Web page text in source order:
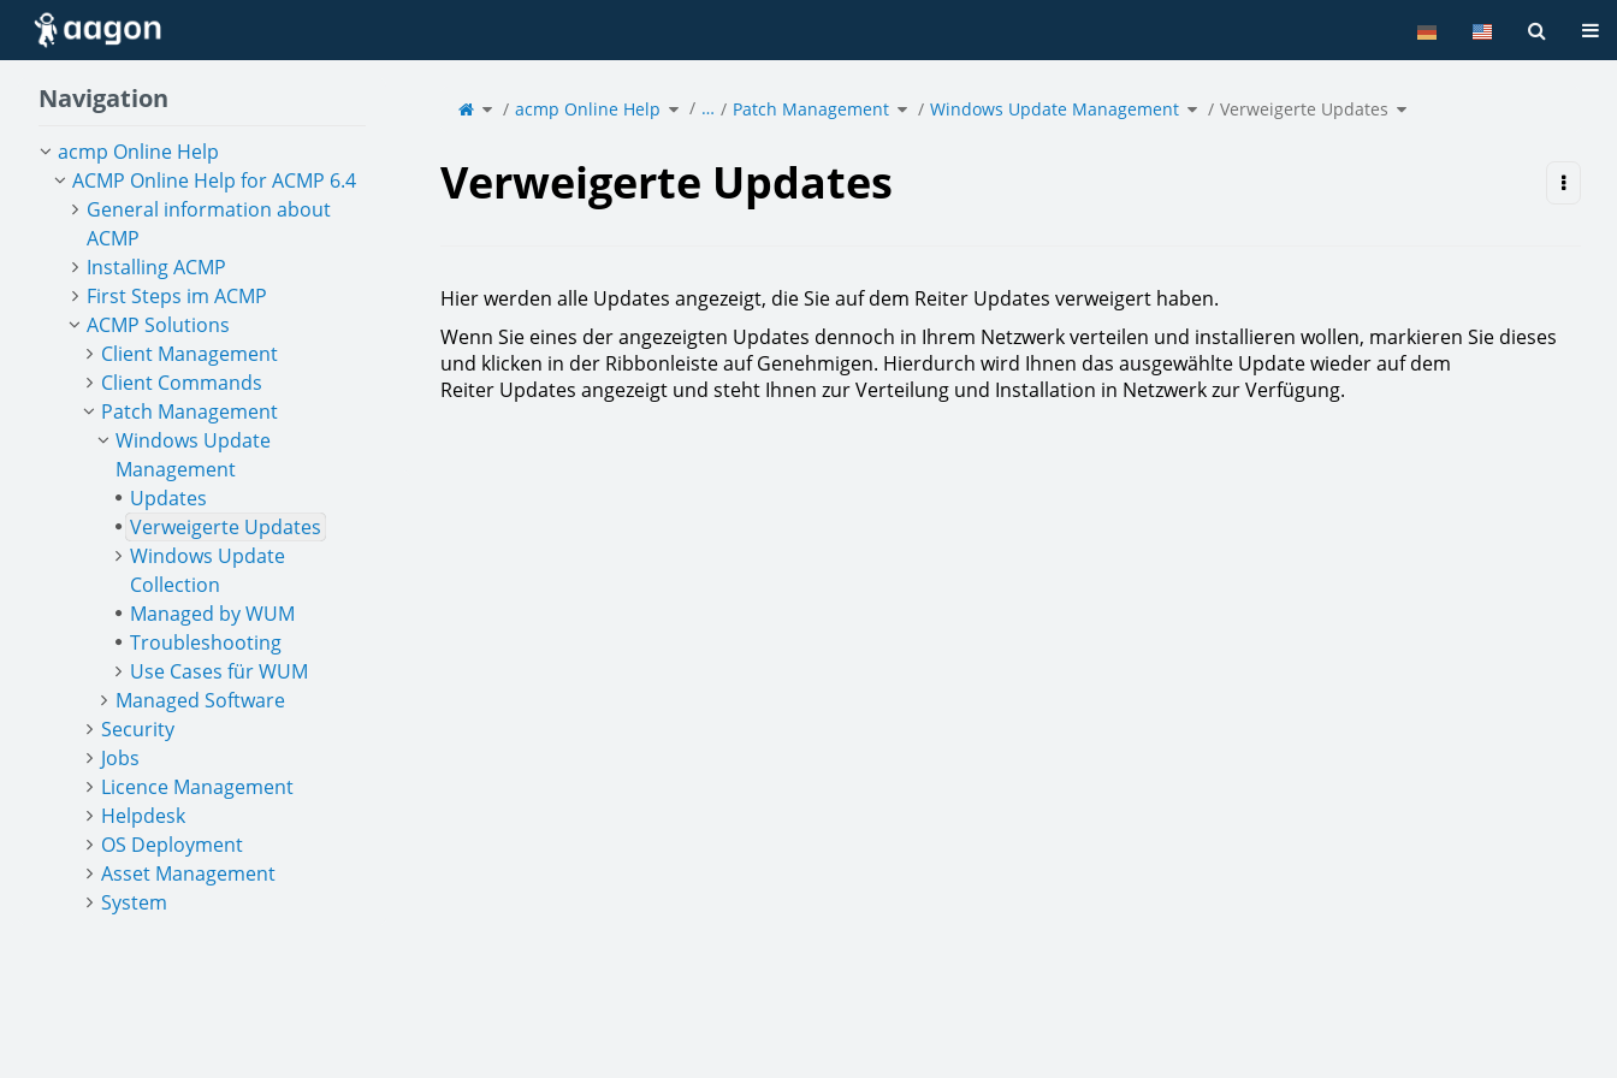
Home
Toggle
the
parent
tree
acmp Online Help Toggle
the
hierarchy
tree
… Patch Management Toggle
the
hierarchy
tree
Windows Update Management Toggle
the
hierarchy
tree
Verweigerte Updates Toggle
the
hierarchy
tree
Verweigerte Updates
Hier werden alle Updates angezeigt, die Sie auf dem Reiter Updates verweigert haben.
Wenn Sie eines der angezeigten Updates dennoch in Ihrem Netzwerk verteilen und installieren wollen, markieren Sie dieses
und klicken in der Ribbonleiste auf Genehmigen. Hierdurch wird Ihnen das ausgewählte Update wieder auf dem
Reiter Updates angezeigt und steht Ihnen zur Verteilung und Installation in Netzwerk zur Verfügung.
Navigation
acmp Online Help
ACMP Online Help for ACMP 6.4
General information about
ACMP
Installing ACMP
First Steps im ACMP
ACMP Solutions
Client Management
Client Commands
Patch Management
Windows Update
Management
Updates
Verweigerte Updates
Windows Update
Collection
Managed by WUM
Troubleshooting
Use Cases für WUM
Managed Software
Security
Jobs
Licence Management
Helpdesk
OS Deployment
Asset Management
System